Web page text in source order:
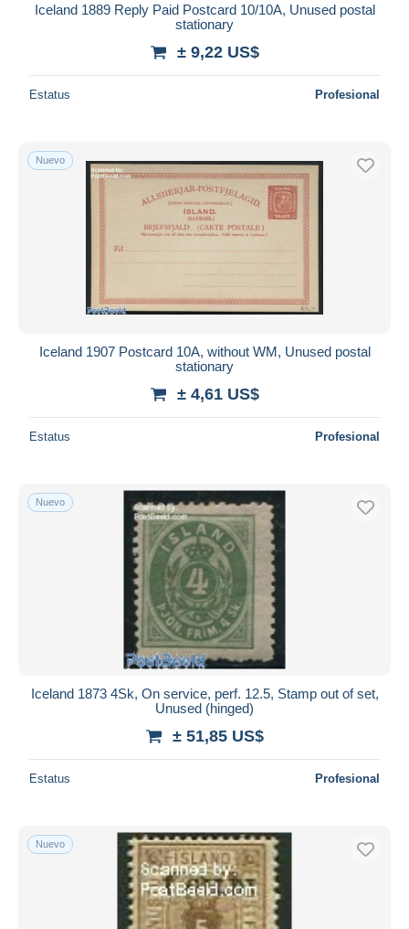
Iceland 1889 Reply Paid Postcard 10/10A, Unused postal
stationary
± 9,22 US$
Estatus Profesional
Nuevo
Iceland 1907 Postcard 10A, without WM, Unused postal
stationary
± 4,61 US$
Estatus Profesional
Nuevo
Iceland 1873 4Sk, On service, perf. 12.5, Stamp out of set,
Unused (hinged)
± 51,85 US$
Estatus Profesional
Nuevo